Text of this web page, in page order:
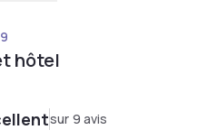
hôtel
sur 9 avis